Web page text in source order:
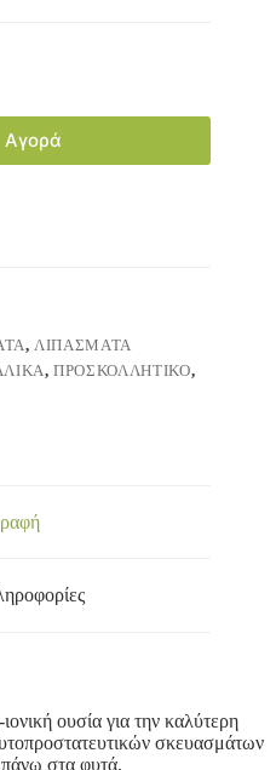
Αγορά
, ΛΙΠΑΣΜΑΤΑ
,ΠΡΟΣΚΟΛΛΗΤΙΚΌ,
ουσία για την καλύτερη
σκευασμάτων
στα φυτά.